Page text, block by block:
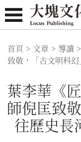
首頁 > 文章 > 導讀 >
致敬，「古文明科
葉李華《
師倪匡致
往歷史長